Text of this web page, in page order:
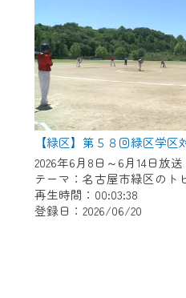
【緑区】第５８回緑区学
2026年6月8日～6月14日放送
テーマ：名古屋市緑区のト
再生時間：00:03:38
登録日：2026/06/20